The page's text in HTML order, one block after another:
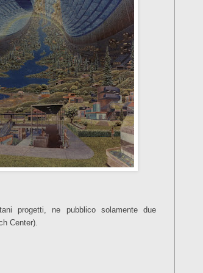
progetti, ne pubblico solamente due
Center).